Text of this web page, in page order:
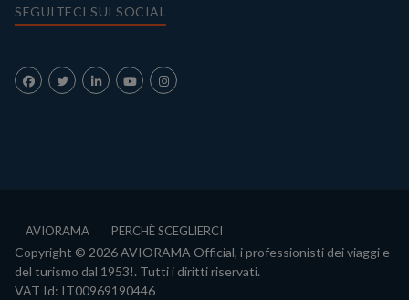
SEGUITECI SUI SOCIAL
AVIORAMA PERCHÈ SCEGLIERCI
Copyright © 2026 AVIORAMA Official, i professionisti dei viaggi e
del turismo dal 1953!. Tutti i diritti riservati.
VAT Id: IT00969190446